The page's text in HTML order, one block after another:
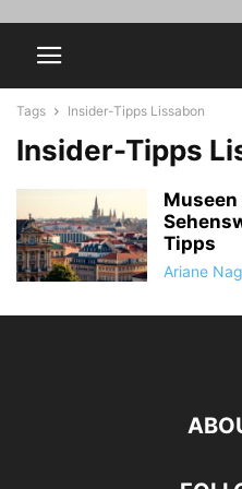
Tags Insider-Tipps Lissabon
Insider-Tipps
Tipps
Ariane